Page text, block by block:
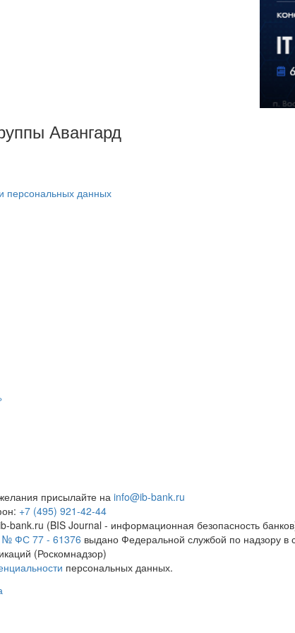
Авангард
персональных данных
присылайте наinfo@ib-bank.ru
+7 (495) 921-42-44
bank.ru (BIS Journal - информационная безопасность
№ ФС 77 - 61376 выдано Федеральной службой по надзору
(Роскомнадзор)
персональных данных.